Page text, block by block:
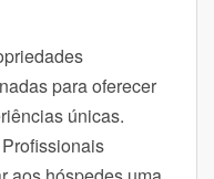
para oferecer
únicas.
Profissionais